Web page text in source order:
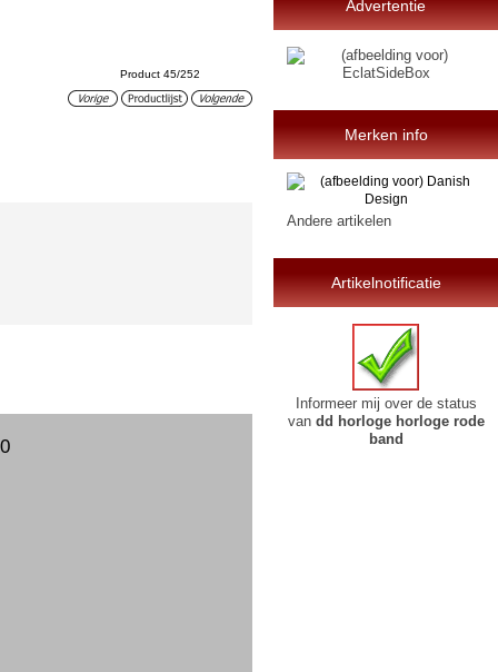
Product 45/252
Advertentie
Merken info
Andere artikelen
Artikelnotificatie
Informeer mij over de status
van dd horloge horloge rode
band